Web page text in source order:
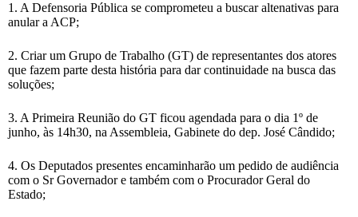
1. A Defensoria Pública se comprometeu a buscar altenativas para
anular a ACP;
2. Criar um Grupo de Trabalho (GT) de representantes dos atores
que fazem parte desta história para dar continuidade na busca das
soluções;
3. A Primeira Reunião do GT ficou agendada para o dia 1º de
junho, às 14h30, na Assembleia, Gabinete do dep. José Cândido;
4. Os Deputados presentes encaminharão um pedido de audiência
com o Sr Governador e também com o Procurador Geral do
Estado;